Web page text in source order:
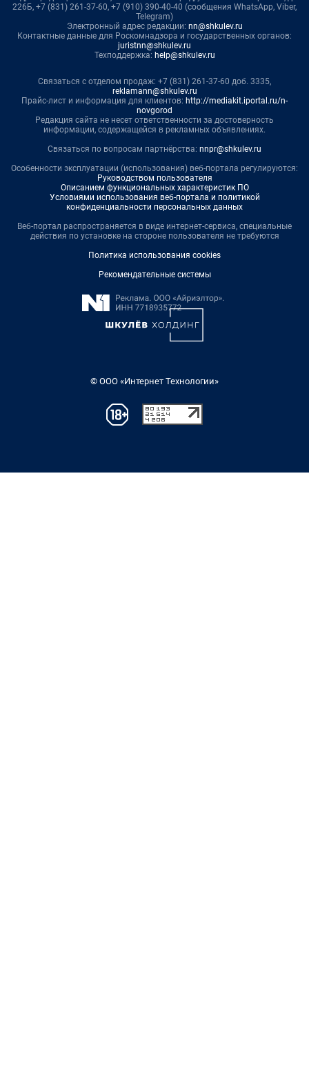
226Б, +7 (831) 261-37-60, +7 (910) 390-40-40 (сообщения WhatsApp, Viber,
Telegram)
Электронный адрес редакции: nn@shkulev.ru
Контактные данные для Роскомнадзора и государственных органов:
juristnn@shkulev.ru
Техподдержка: help@shkulev.ru
Связаться с отделом продаж: +7 (831) 261-37-60 доб. 3335,
reklamann@shkulev.ru
Прайс-лист и информация для клиентов: http://mediakit.iportal.ru/n-
novgorod
Редакция сайта не несет ответственности за достоверность
информации, содержащейся в рекламных объявлениях.
Связаться по вопросам партнёрства: nnpr@shkulev.ru
Особенности эксплуатации (использования) веб-портала регулируются:
Руководством пользователя
Описанием функциональных характеристик ПО
Условиями использования веб-портала и политикой
конфиденциальности персональных данных
Веб-портал распространяется в виде интернет-сервиса, специальные
действия по установке на стороне пользователя не требуются
Политика использования cookies
Рекомендательные системы
© ООО «Интернет Технологии»